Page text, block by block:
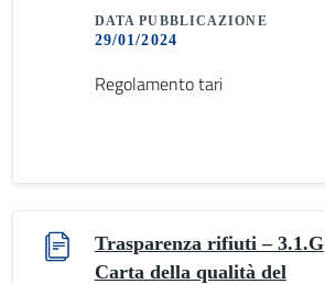
DATA PUBBLICAZIONE
29/01/2024
Regolamento tari
Trasparenza rifiuti – 3.1.G
Carta della qualità del